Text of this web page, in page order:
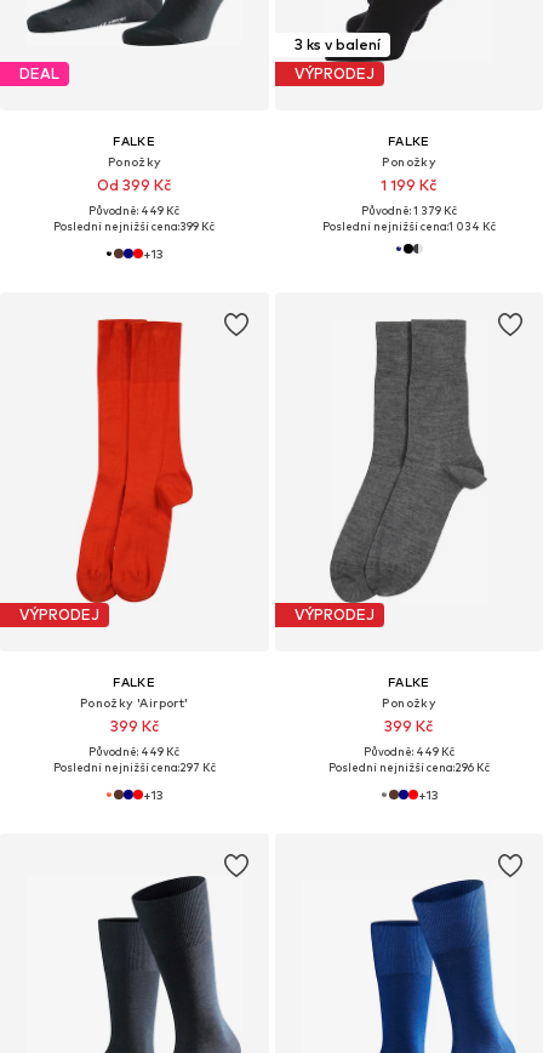
DEAL
FALKE
Ponožky
Od 399 Kč
Původně: 449 Kč
Poslední nejnižší cena:399 Kč
+13
3 ks v balení
VÝPRODEJ
FALKE
Ponožky
1 199 Kč
Původně: 1 379 Kč
Poslední nejnižší cena:1 034 Kč
VÝPRODEJ
FALKE
Ponožky 'Airport'
399 Kč
Původně: 449 Kč
Poslední nejnižší cena:297 Kč
+13
VÝPRODEJ
FALKE
Ponožky
399 Kč
Původně: 449 Kč
Poslední nejnižší cena:296 Kč
+13